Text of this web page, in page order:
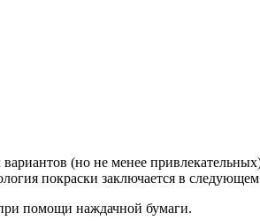
(но не менее
покраски заключается в
при помощи наждачной бумаги.